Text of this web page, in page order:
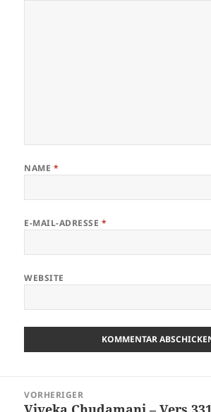
NAME *
E-MAIL-ADRESSE *
WEBSITE
VORHERIGER